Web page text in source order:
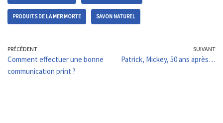
PRODUITS DE LA MER MORTE SAVON NATUREL
PRÉCÉDENT
Comment effectuer une bonne
communication print ?
SUIVANT
Patrick, Mickey, 50 ans après…